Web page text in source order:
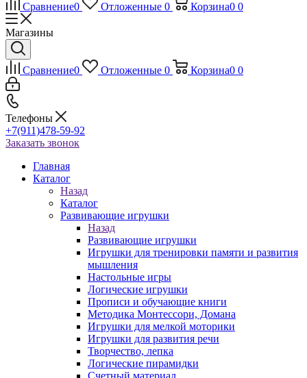
Сравнение0 Отложенные 0 Корзина0 0
Магазины
Сравнение0 Отложенные 0 Корзина0 0
Телефоны
+7(911)478-59-92
Заказать звонок
Главная
Каталог
Назад
Каталог
Развивающие игрушки
Назад
Развивающие игрушки
Игрушки для тренировки памяти и развития
мышления
Настольные игры
Логические игрушки
Прописи и обучающие книги
Методика Монтессори, Домана
Игрушки для мелкой моторики
Игрушки для развития речи
Творчество, лепка
Логические пирамидки
Счетный материал